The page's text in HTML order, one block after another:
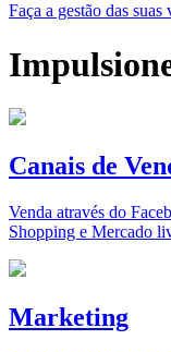
Faça a gestão das
Canais de
Venda através do
Shopping e Mercado
Marketing